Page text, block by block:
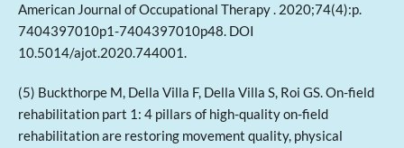
American Journal of Occupational Therapy . 2020;74(4):p.
7404397010p1-7404397010p48. DOI
10.5014/ajot.2020.744001.
(5) Buckthorpe M, Della Villa F, Della Villa S, Roi GS. On-field
rehabilitation part 1: 4 pillars of high-quality on-field
rehabilitation are restoring movement quality, physical